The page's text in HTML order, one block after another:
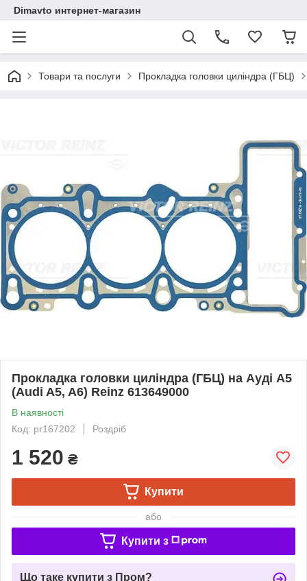
Dimavto интернет-магазин
Товари та послуги Прокладка головки циліндра (ГБЦ)
Прокладка головки циліндра (ГБЦ) на Ауді A5
(Audi A5, A6) Reinz 613649000
В наявності
Код: pr167202
Роздріб
1 520 ₴
Купити
або
Купити з
Що таке купити з Пром?